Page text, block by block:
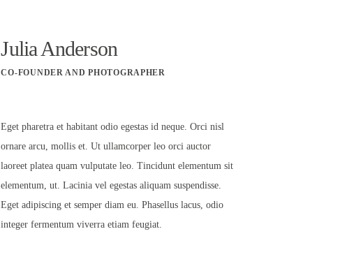
Julia Anderson
CO-FOUNDER AND PHOTOGRAPHER
Eget pharetra et habitant odio egestas id neque. Orci nisl
ornare arcu, mollis et. Ut ullamcorper leo orci auctor
laoreet platea quam vulputate leo. Tincidunt elementum sit
elementum, ut. Lacinia vel egestas aliquam suspendisse.
Eget adipiscing et semper diam eu. Phasellus lacus, odio
integer fermentum viverra etiam feugiat.